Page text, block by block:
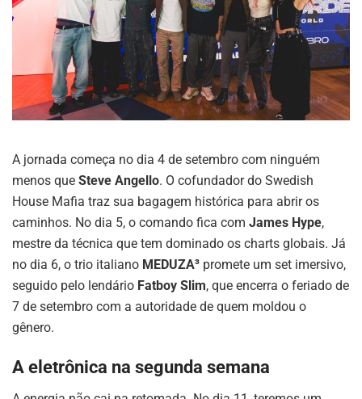
A jornada começa no dia 4 de setembro com ninguém
menos que Steve Angello. O cofundador do Swedish
House Mafia traz sua bagagem histórica para abrir os
caminhos. No dia 5, o comando fica com James Hype,
mestre da técnica que tem dominado os charts globais. Já
no dia 6, o trio italiano MEDUZA³ promete um set imersivo,
seguido pelo lendário Fatboy Slim, que encerra o feriado de
7 de setembro com a autoridade de quem moldou o
gênero.
A eletrônica na segunda semana